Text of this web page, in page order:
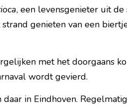
, een levensgenieter uit
genieten van een
met het doorgaans
wordt gevierd.
in Eindhoven.